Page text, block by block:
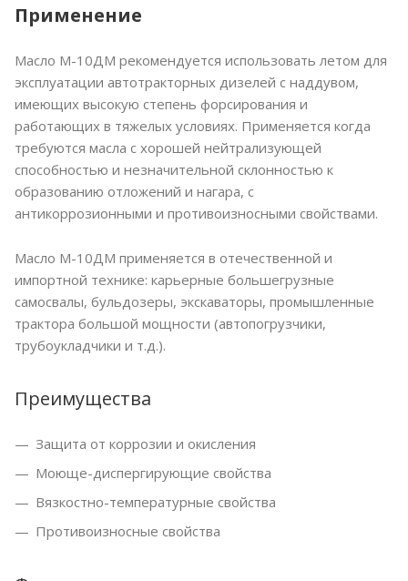
Применение
Масло М-10ДМ рекомендуется использовать летом для
эксплуатации автотракторных дизелей с наддувом,
имеющих высокую степень форсирования и
работающих в тяжелых условиях. Применяется когда
требуются масла с хорошей нейтрализующей
способностью и незначительной склонностью к
образованию отложений и нагара, с
антикоррозионными и противоизносными свойствами.
Масло М-10ДМ применяется в отечественной и
импортной технике: карьерные большегрузные
самосвалы, бульдозеры, экскаваторы, промышленные
трактора большой мощности (автопогрузчики,
трубоукладчики и т.д.).
Преимущества
Защита от коррозии и окисления
Моюще-диспергирующие свойства
Вязкостно-температурные свойства
Противоизносные свойства